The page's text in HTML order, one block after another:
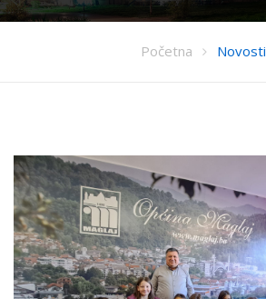
Početna Novosti